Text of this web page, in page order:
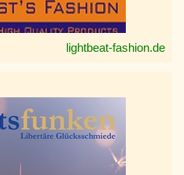
lightbeat-fashion.de